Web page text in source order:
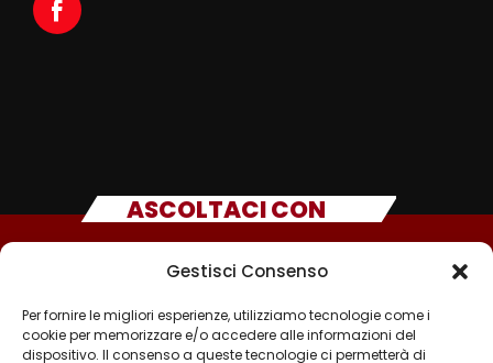
Gestisci Consenso
Per fornire le migliori esperienze, utilizziamo tecnologie come i
cookie per memorizzare e/o accedere alle informazioni del
dispositivo. Il consenso a queste tecnologie ci permetterà di
ASCOLTACI CON